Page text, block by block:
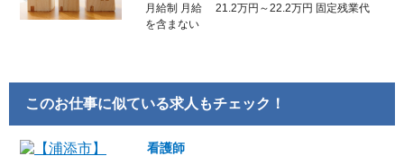
月給制 月給 21.2万円～22.2万円 固定残業代
を含まない
このお仕事に似ている求人もチェック！
看護師